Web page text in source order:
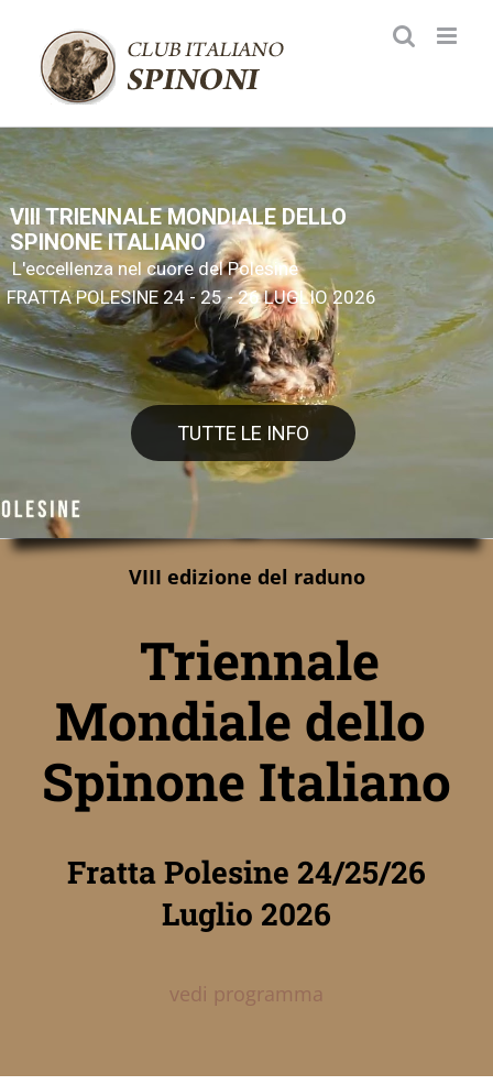
contenuto
VIII TRIENNALE MONDIALE DELLO
SPINONE ITALIANO
L'eccellenza nel cuore del Polesine
FRATTA POLESINE 24 - 25 - 26 LUGLIO 2026
TUTTE LE INFO
VIII edizione del raduno
Triennale
Mondiale dello
Spinone Italiano
Fratta Polesine 24/25/26
Luglio 2026
vedi programma